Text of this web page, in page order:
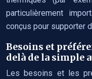
particulièrement
conçus pour supporter
Besoins et
delà de la simple
Les besoins et les